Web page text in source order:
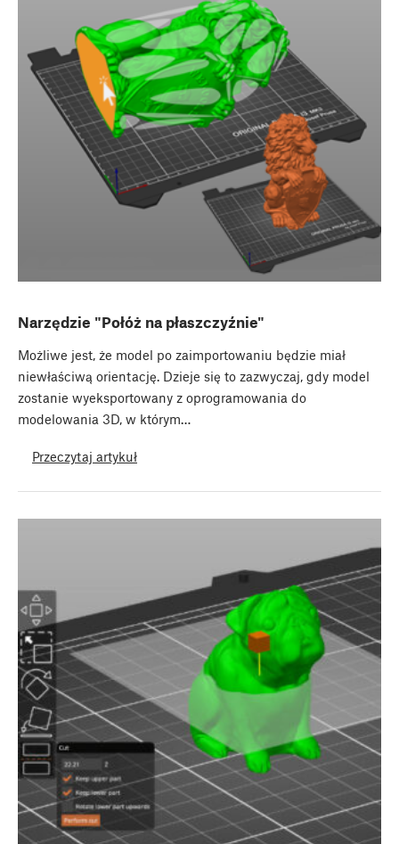
Narzędzie "Połóż na płaszczyźnie"
Możliwe jest, że model po zaimportowaniu będzie miał
niewłaściwą orientację. Dzieje się to zazwyczaj, gdy model
zostanie wyeksportowany z oprogramowania do
modelowania 3D, w którym…
Przeczytaj artykuł